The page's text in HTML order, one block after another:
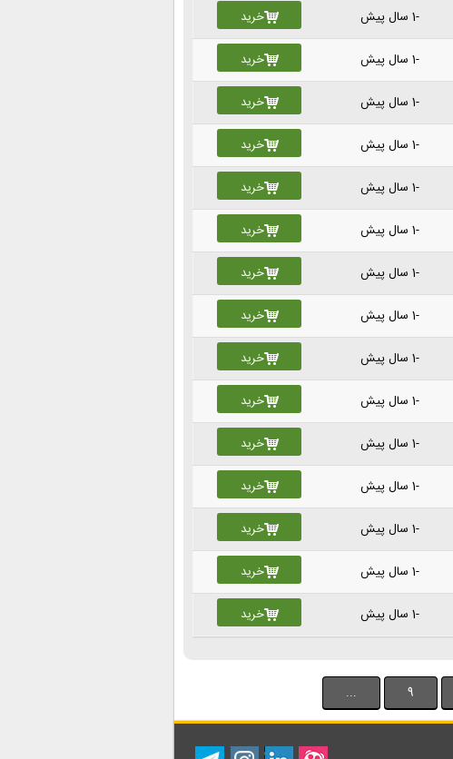
-1 سال پیش خرید
-1 سال پیش خرید
-1 سال پیش خرید
-1 سال پیش خرید
-1 سال پیش خرید
-1 سال پیش خرید
-1 سال پیش خرید
-1 سال پیش خرید
-1 سال پیش خرید
-1 سال پیش خرید
-1 سال پیش خرید
-1 سال پیش خرید
-1 سال پیش خرید
-1 سال پیش خرید
-1 سال پیش خرید
9
...